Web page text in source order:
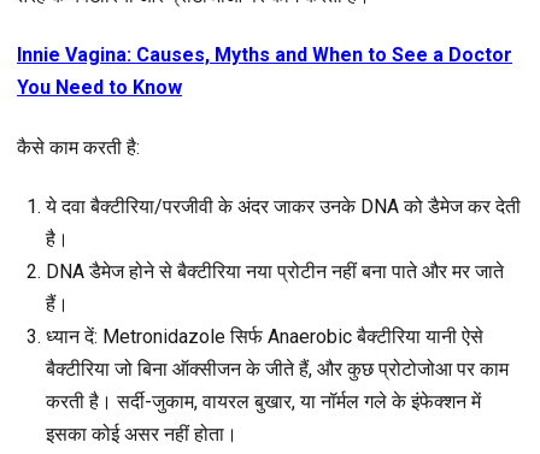
Innie Vagina: Causes, Myths and When to See a Doctor
You Need to Know
कैसे काम करती है:
ये दवा बैक्टीरिया/परजीवी के अंदर जाकर उनके DNA को डैमेज कर देती
है।
DNA डैमेज होने से बैक्टीरिया नया प्रोटीन नहीं बना पाते और मर जाते
हैं।
ध्यान दें: Metronidazole सिर्फ Anaerobic बैक्टीरिया यानी ऐसे
बैक्टीरिया जो बिना ऑक्सीजन के जीते हैं, और कुछ प्रोटोजोआ पर काम
करती है। सर्दी-जुकाम, वायरल बुखार, या नॉर्मल गले के इंफेक्शन में
इसका कोई असर नहीं होता।